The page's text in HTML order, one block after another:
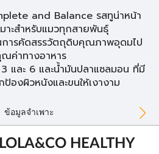
and Balance รสทูน่าหน้า
มาะสำหรับแมวทุกสายพันธุ์
การคัดสรรวัตถุดิบคุณภาพอุดมไป
ค่าทางอาหาร
และ 6 และน้ำมันปลาแซลมอน ที่มี
องผิวหนังและขนให้เงางาม
ข้อมูลจำเพาะ
HEALTHY